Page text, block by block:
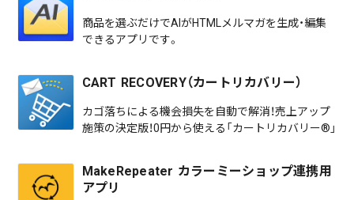
商品を選ぶだけでAIがHTMLメルマガを生成・編集
できるアプリです。
CART RECOVERY（カートリカバリー）
カゴ落ちによる機会損失を自動で解消！売上アップ
施策の決定版！0円から使える「カートリカバリー®」
MakeRepeater カラーミーショップ連携用
アプリ